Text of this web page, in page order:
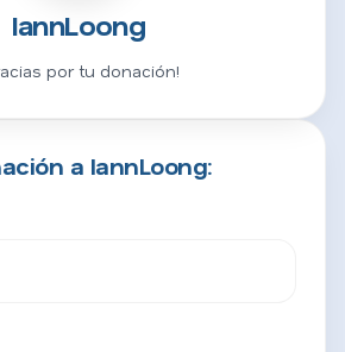
IannLoong
por tu donación!
a IannLoong: